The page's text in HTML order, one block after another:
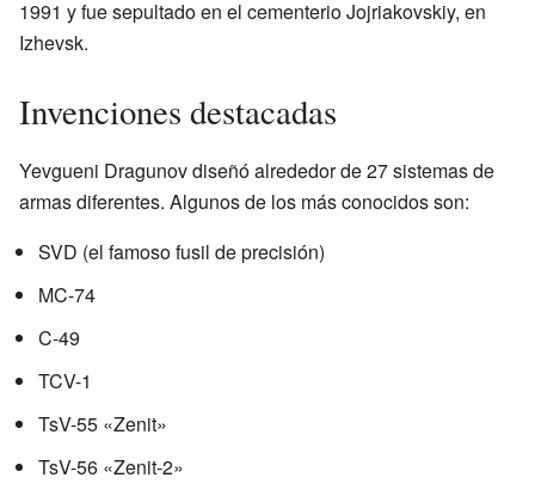
1991 y fue sepultado en el cementerio Jojriakovskiy, en
Izhevsk.
Invenciones destacadas
Yevgueni Dragunov diseñó alrededor de 27 sistemas de
armas diferentes. Algunos de los más conocidos son:
SVD (el famoso fusil de precisión)
MC-74
C-49
TCV-1
TsV-55 «Zenit»
TsV-56 «Zenit-2»